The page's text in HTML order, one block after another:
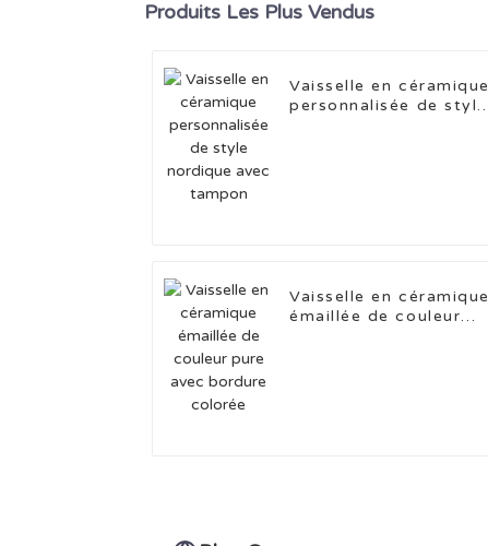
Produits Les Plus Vendus
Vaisselle en céramique
personnalisée de style
Vaisselle en céramique
émaillée de couleur